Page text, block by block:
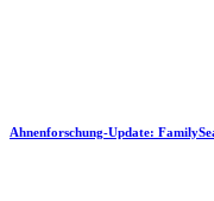
Ahnenforschung-Update: